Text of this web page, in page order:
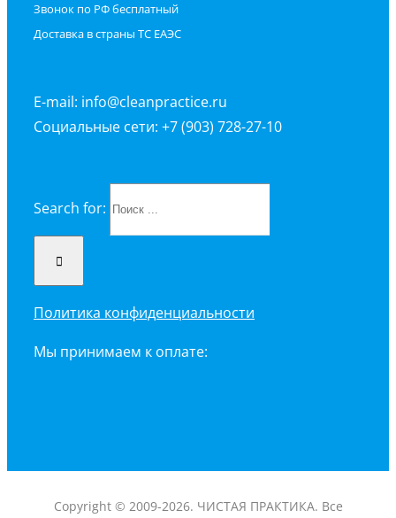
Звонок по РФ бесплатный
Доставка в страны ТС ЕАЭС
E-mail: info@cleanpractice.ru
Социальные сети: +7 (903) 728-27-10
Search for:
Политика конфиденциальности
Мы принимаем к оплате:
Copyright © 2009-2026. ЧИСТАЯ ПРАКТИКА. Все